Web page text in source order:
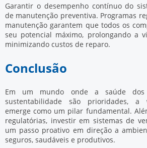
Garantir o desempenho contínuo do
de manutenção preventiva. Programas
manutenção garantem que todos os
seu potencial máximo, prolongando a
minimizando custos de reparo.
Conclusão
Em um mundo onde a saúde
sustentabilidade são prioridades, a
emerge como um pilar fundamental.
regulatórias, investir em sistemas de
um passo proativo em direção a
seguros, saudáveis e produtivos.